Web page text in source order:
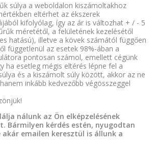
súlya a weboldalon kiszámoltakhoz
eltérhet az ékszerek
kifolyólag, így az ár is változhat + / - 5
méretétől, a felületének kezelésétől
hatású), illetve a kövek számától függően
függetlenül az esetek 98%-ában a
pontosan számol, emellett cégünk
ha esetleg mégis eltérés lépne fel a
és a kiszámolt súly között, akkor az ne
inkább kedvezőbb végösszeggel
nálunk az Ön elképzelésének
Bármilyen kérdés estén, nyugodtan
emailen keresztül is állunk a